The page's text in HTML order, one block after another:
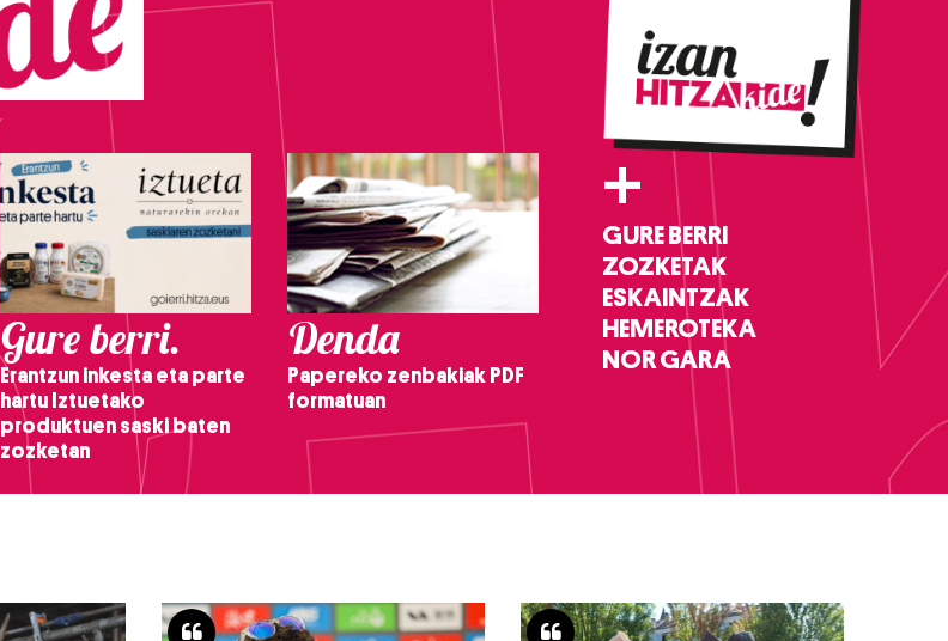
Gure berri.
Erantzun inkesta eta parte
hartu Iztuetako
produktuen saski baten
zozketan
Denda
Papereko zenbakiak PDF
formatuan
+
GURE BERRI
ZOZKETAK
ESKAINTZAK
HEMEROTEKA
NOR GARA